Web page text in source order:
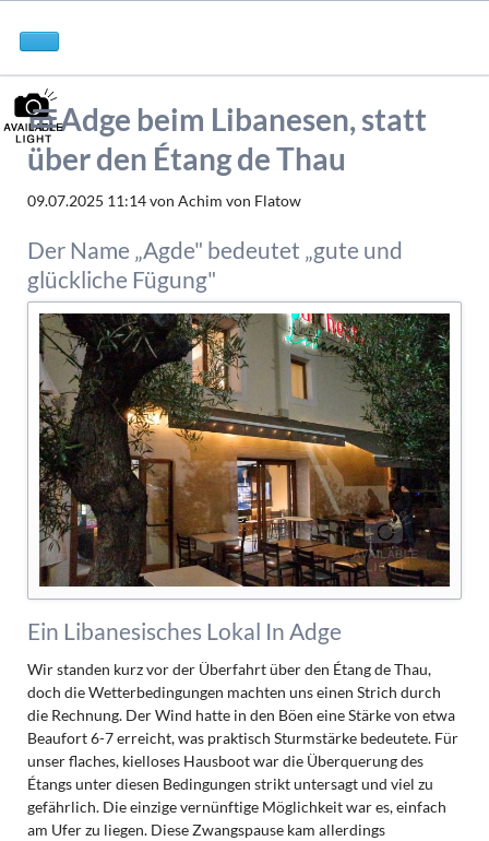
In Adge beim Libanesen, statt
über den Étang de Thau
09.07.2025 11:14von Achim von Flatow
Der Name „Agde" bedeutet „gute und
glückliche Fügung"
Ein Libanesisches Lokal In Adge
Wir standen kurz vor der Überfahrt über den Étang de Thau,
doch die Wetterbedingungen machten uns einen Strich durch
die Rechnung. Der Wind hatte in den Böen eine Stärke von etwa
Beaufort 6-7 erreicht, was praktisch Sturmstärke bedeutete. Für
unser flaches, kielloses Hausboot war die Überquerung des
Étangs unter diesen Bedingungen strikt untersagt und viel zu
gefährlich. Die einzige vernünftige Möglichkeit war es, einfach
am Ufer zu liegen. Diese Zwangspause kam allerdings